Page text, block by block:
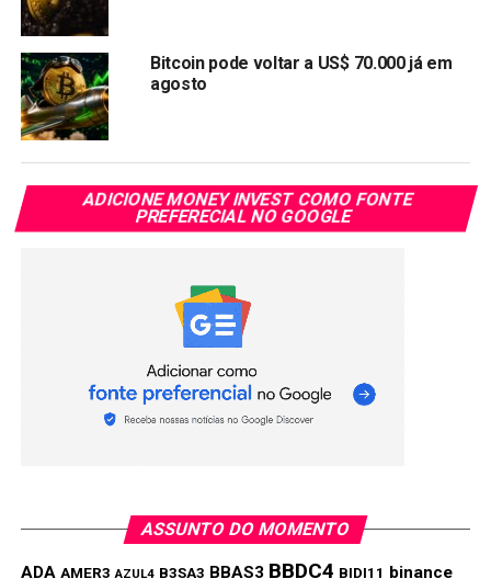
superando os US$ 126 mil.
Especialistas veem possível
retomada
Por outro lado, analistas avaliam que a história pode se
repetir. Eles apontam uma defasagem de
aproximadamente 80 dias entre os ciclos do ouro e do
Segundo essa leitura, quando o ouro estabiliza sua alta, o
Bitcoin tende a recuperar força logo na sequência.
Portanto, se o padrão se mantiver, a criptomoeda pode
voltar a subir nas próximas semanas.
CopyWhatsApp
Twitter
Facebook
Reddit
Email
Bitcoin pode voltar a US$ 70.000 já em
agosto
ADICIONE MONEY INVEST COMO FONTE
PREFERECIAL NO GOOGLE
ASSUNTO DO MOMENTO
ADA AMER3 AZUL4 B3SA3 BBAS3 BBDC4 BIDI11 binance